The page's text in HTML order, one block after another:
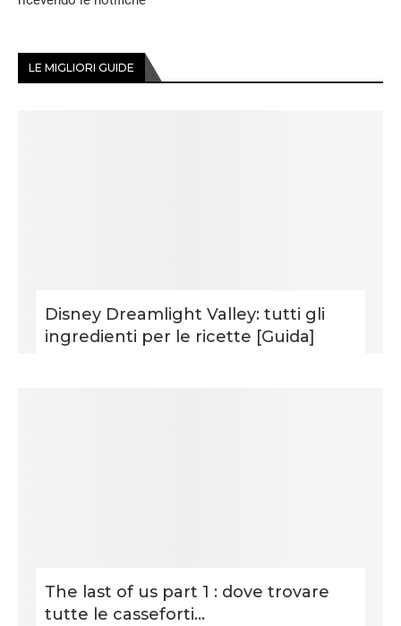
LE MIGLIORI GUIDE
Disney Dreamlight Valley: tutti gli
ingredienti per le ricette [Guida]
The last of us part 1 : dove trovare
tutte le casseforti...